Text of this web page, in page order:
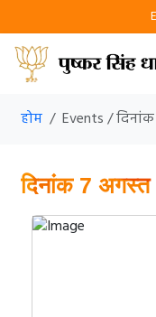
होम Events /
दिनांक 7